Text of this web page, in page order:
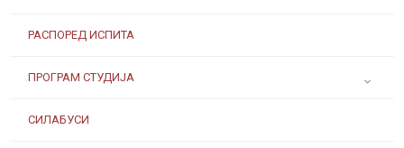
РАСПОРЕД ИСПИТА
ПРОГРАМ СТУДИЈА
СИЛАБУСИ